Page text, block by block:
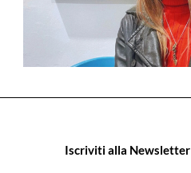
Iscriviti alla Newsletter